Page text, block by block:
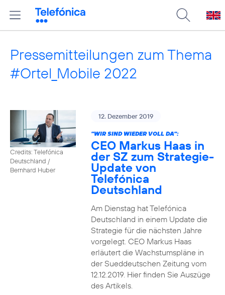
Pressemitteilungen zum Thema
#Ortel_Mobile 2022
Credits: Telefónica
Deutschland /
Bernhard Huber
12. Dezember 2019
"WIR SIND WIEDER VOLL DA":
CEO Markus Haas in
der SZ zum Strategie-
Update von
Telefónica
Deutschland
Am Dienstag hat Telefónica
Deutschland in einem Update die
Strategie für die nächsten Jahre
vorgelegt. CEO Markus Haas
erläutert die Wachstumspläne in
der Sueddeutschen Zeitung vom
12.12.2019. Hier finden Sie Auszüge
des Artikels.